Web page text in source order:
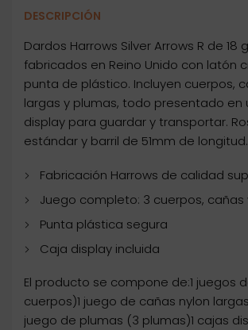
DESCRIPCIÓN
Dardos Harrows Silver Arrows R de 18
fabricados en Reino Unido con latón
punta de plástico. Incluyen cuerpos,
largas y plumas, todo presentado en
display para guardar y transportar.
estándar y barril de 51mm de longitud.
Fabricación Harrows de calidad
Juego completo: 3 cuerpos, cañas
Punta plástica segura
Caja display incluida
El producto se compone de:1 juegos
cuerpos)1 juego de cañas nylon
juego de plumas (3 plumas)1 cajas